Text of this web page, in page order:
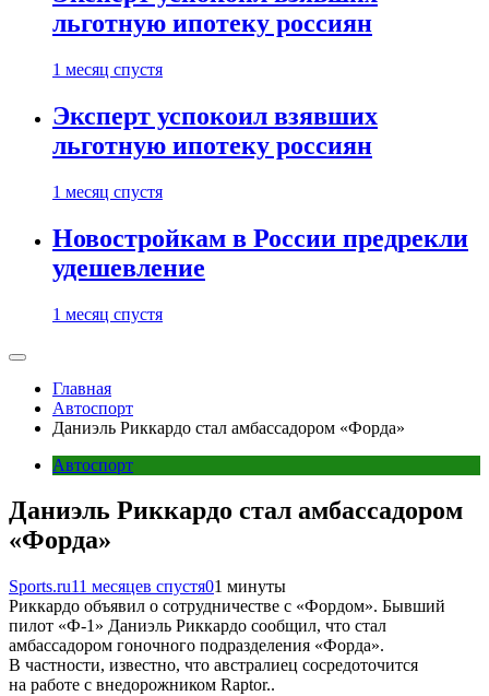
льготную ипотеку россиян
1 месяц спустя
Эксперт успокоил взявших
льготную ипотеку россиян
1 месяц спустя
Новостройкам в России предрекли
удешевление
1 месяц спустя
Главная
Автоспорт
Даниэль Риккардо стал амбассадором «Форда»
Автоспорт
Даниэль Риккардо стал амбассадором
«Форда»
Sports.ru11 месяцев спустя01 минуты
Риккардо объявил о сотрудничестве с «Фордом». Бывший
пилот «Ф-1» Даниэль Риккардо сообщил, что стал
амбассадором гоночного подразделения «Форда».
В частности, известно, что австралиец сосредоточится
на работе с внедорожником Raptor..